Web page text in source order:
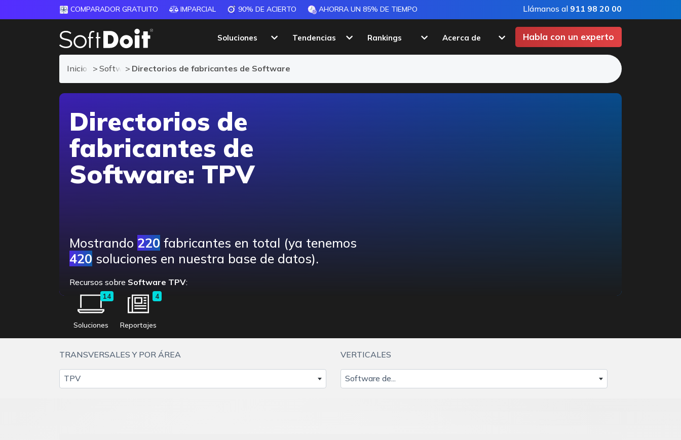
COMPARADOR GRATUITO IMPARCIAL 90% DE ACIERTO AHORRA UN 85% DE TIEMPO Llámanos al 911 98 20 00
Habla con un experto
Soluciones Tendencias Rankings Acerca de
Inicio Software TPVDirectorios de fabricantes de Software
Directorios de
fabricantes de
Software: TPV
Mostrando 220 fabricantes en total (ya tenemos
420 soluciones en nuestra base de datos).
Recursos sobre Software TPV:
14
Soluciones
4
Reportajes
TRANSVERSALES Y POR ÁREA
TPV
VERTICALES
Software de...